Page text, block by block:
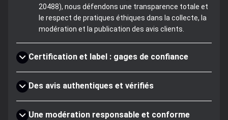
20488), nous défendons une transparence totale et
le respect de pratiques éthiques dans la collecte, la
modération et la publication des avis clients.
Certification et label : gages de confiance
Des avis authentiques et vérifiés
Une modération responsable et conforme